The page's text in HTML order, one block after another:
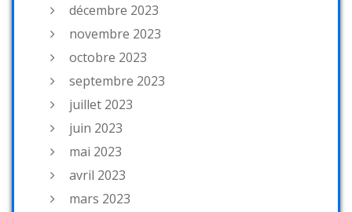
décembre 2023
novembre 2023
octobre 2023
septembre 2023
juillet 2023
juin 2023
mai 2023
avril 2023
mars 2023